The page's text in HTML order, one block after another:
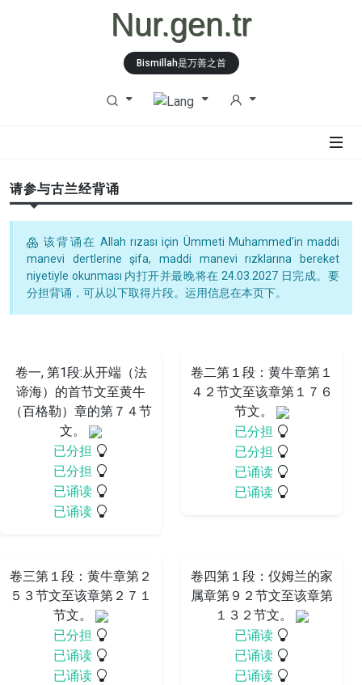
Nur.gen.tr
Bismillah是万善之首
请参与古兰经背诵
该背诵在 Allah rızası için Ümmeti Muhammed'in maddi
manevi dertlerine şifa, maddi manevi rızklarına bereket
niyetiyle okunması 内打开并最晚将在 24.03.2027 日完成。要
分担背诵，可从以下取得片段。运用信息在本页下。
卷一, 第1段:从开端（法
谛海）的首节文至黄牛
（百格勒）章的第７４节
文。
已分担
已分担
已诵读
已诵读
卷二第１段：黄牛章第１
４２节文至该章第１７６
节文。
已分担
已分担
已诵读
已诵读
卷三第１段：黄牛章第２
５３节文至该章第２７１
节文。
已分担
已诵读
已诵读
卷四第１段：仪姆兰的家
属章第９２节文至该章第
１３２节文。
已诵读
已诵读
已诵读